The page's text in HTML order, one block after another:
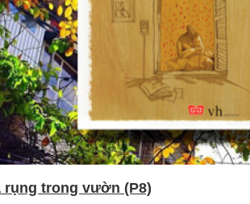
rụng trong vườn (P8)